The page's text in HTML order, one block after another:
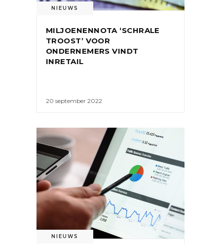
NIEUWS
MILJOENENNOTA ‘SCHRALE
TROOST’ VOOR
ONDERNEMERS VINDT
INRETAIL
20 september 2022
NIEUWS